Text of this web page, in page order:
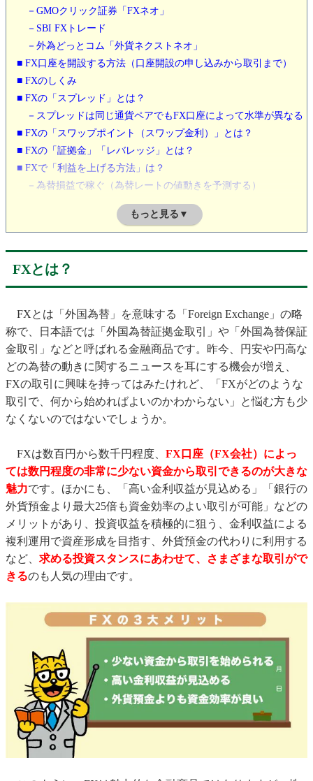
－GMOクリック証券「FXネオ」
－SBI FXトレード
－ 外為どっとコム「外貨ネクストネオ」
■ FX口座を開設する方法（口座開設の申し込みから取引まで）
■ FXのしくみ
■ FXの「スプレッド」とは？
－スプレッドは同じ通貨ペアでもFX口座によって水準が異なる
■ FXの「スワップポイント（スワップ金利）」とは？
■ FXの「証拠金」「レバレッジ」とは？
■ FXで「利益を上げる方法」は？
－為替損益で稼ぐ（為替レートの値動きを予測する）
－スワップポイントで稼ぐ（金利収益で利益を狙う）
■ FXの取引で使う「注文」の種類は？
－指値注文（さしねちゅうもん）
－逆指値注文（ぎゃくさしねちゅうもん）
－複数の注文を組み合わせた注文方法
■ FXの「取引スタイル」別のおすすめ口座を紹介！
－FXの代表的な4つのトレードスタイル
－初心者におすすめの取引スタイルは？
■ 初心者におすすめの通貨ペアは？
■ 「FXの取引時間」は何時から何時まで？
■ FXに必要な資金はいくら？
■ FXの取引はスマホからが主流。FXのスマホアプリが人気の理由
■ FXと株取引の違いは？
■ FXの取引で利益が出たら税金はどうなる？
■ 覚えておきたいFXの「リスクと対処方法」
－ロスカット
－追証（追加証拠金制度）
－信託保全
■ FX初心者のための基礎知識入門 目次（←さらに詳しく学びたい
方はこちら！）
もっと見る▼
FXとは？
FXとは「外国為替」を意味する「Foreign Exchange」の略
称で、日本語では「外国為替証拠金取引」や「外国為替保証
金取引」などと呼ばれる金融商品です。昨今、円安や円高な
どの為替の動きに関するニュースを耳にする機会が増え、
FXの取引に興味を持ってはみたけれど、「FXがどのような
取引で、何から始めればよいのかわからない」と悩む方も少
なくないのではないでしょうか。
FXは数百円から数千円程度、 FX口座（FX会社）によっ
ては数円程度の非常に少ない資金から取引できるのが大きな
魅力です。ほかにも、「高い金利収益が見込める」「銀行の
外貨預金より最大25倍も資金効率のよい取引が可能」などの
メリットがあり、投資収益を積極的に狙う、金利収益による
複利運用で資産形成を目指す、外貨預金の代わりに利用する
など、 求める投資スタンスにあわせて、さまざまな取引がで
きるのも人気の理由です。